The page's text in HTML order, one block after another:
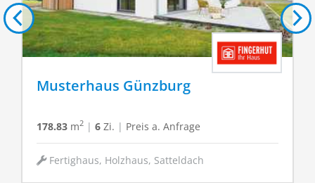
Musterhaus Günzburg
178.83 m2 | 6 Zi. | Preis a. Anfrage
Fertighaus, Holzhaus, Satteldach